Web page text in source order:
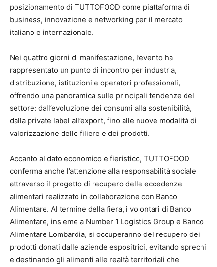
posizionamento di TUTTOFOOD come piattaforma di
business, innovazione e networking per il mercato
italiano e internazionale.
Nei quattro giorni di manifestazione, l’evento ha
rappresentato un punto di incontro per industria,
distribuzione, istituzioni e operatori professionali,
offrendo una panoramica sulle principali tendenze del
settore: dall’evoluzione dei consumi alla sostenibilità,
dalla private label all’export, fino alle nuove modalità di
valorizzazione delle filiere e dei prodotti.
Accanto al dato economico e fieristico, TUTTOFOOD
conferma anche l’attenzione alla responsabilità sociale
attraverso il progetto di recupero delle eccedenze
alimentari realizzato in collaborazione con Banco
Alimentare. Al termine della fiera, i volontari di Banco
Alimentare, insieme a Number 1 Logistics Group e Banco
Alimentare Lombardia, si occuperanno del recupero dei
prodotti donati dalle aziende espositrici, evitando sprechi
e destinando gli alimenti alle realtà territoriali che